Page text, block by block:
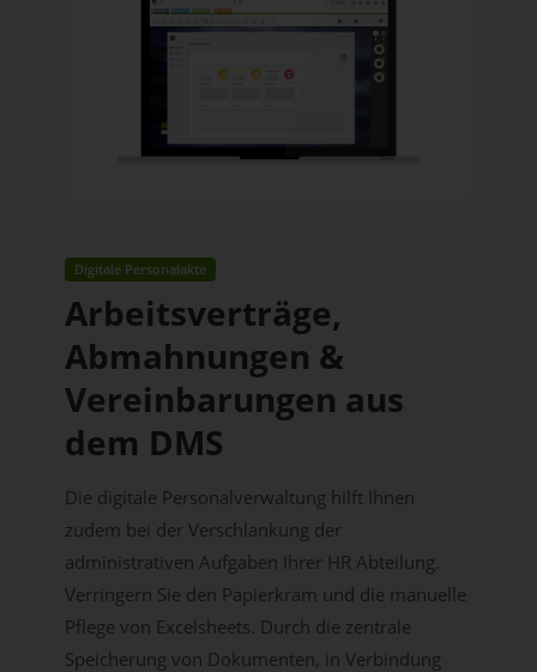
Digitale Personalakte
Arbeitsverträge,
Abmahnungen &
Vereinbarungen aus
dem DMS
Die digitale Personalverwaltung hilft Ihnen
zudem bei der Verschlankung der
administrativen Aufgaben Ihrer HR Abteilung.
Verringern Sie den Papierkram und die manuelle
Pflege von Excelsheets. Durch die zentrale
Speicherung von Dokumenten, in Verbindung